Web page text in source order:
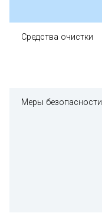
Средства очистки
Меры безопасности